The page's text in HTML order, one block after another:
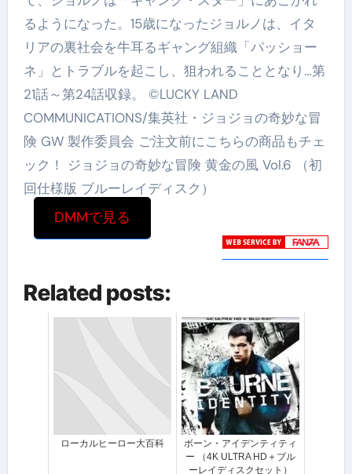
るようになった。15歳になったジョルノは、イタ
リアの裏社会を牛耳るギャング組織「パッショー
ネ」とトラブルを起こし、狙われることとなり…第
21話～第24話収録。 ©LUCKY LAND
COMMUNICATIONS/集英社・ジョジョの奇妙な冒
険 GW 製作委員会 ご注文前にこちらの商品もチェ
ック！ ジョジョの奇妙な冒険 黄金の風 Vol.6 （初
回仕様版 ブルーレイディスク）
DMMで見る
Related posts:
ローカルヒーロー大百科
ボーン・アイデンティティ
ー （4K ULTRA HD＋ブル
ーレイディスクセット）